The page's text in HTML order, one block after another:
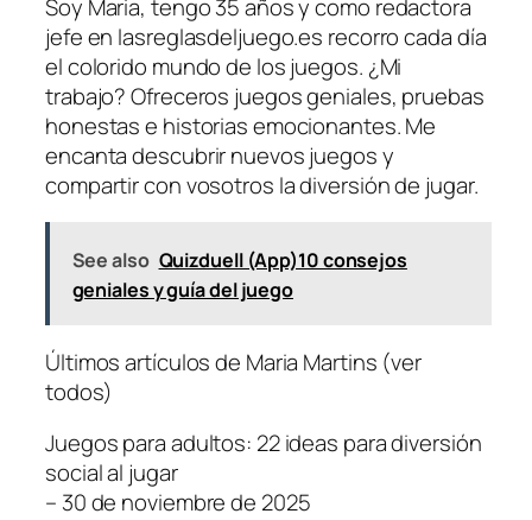
Soy Maria, tengo 35 años y como redactora
jefe en lasreglasdeljuego.es recorro cada día
el colorido mundo de los juegos. ¿Mi
trabajo? Ofreceros juegos geniales, pruebas
honestas e historias emocionantes. Me
encanta descubrir nuevos juegos y
compartir con vosotros la diversión de jugar.
See also Quizduell (App)10 consejos
geniales y guía del juego
Últimos artículos de Maria Martins (ver
todos)
Juegos para adultos: 22 ideas para diversión
social al jugar
– 30 de noviembre de 2025